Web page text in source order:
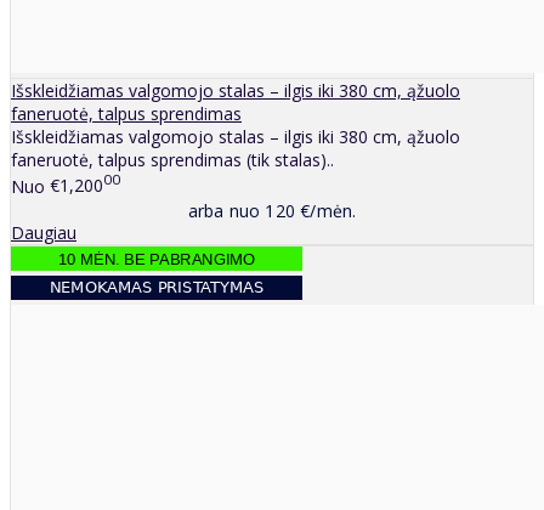
Išskleidžiamas valgomojo stalas – ilgis iki 380 cm, ąžuolo
faneruotė, talpus sprendimas
Išskleidžiamas valgomojo stalas – ilgis iki 380 cm, ąžuolo
faneruotė, talpus sprendimas (tik stalas)..
Nuo €1,20000
arba nuo 120 €/mėn.
Daugiau